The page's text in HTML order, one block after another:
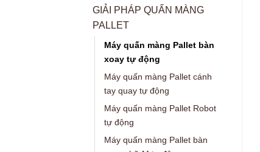
GIẢI PHÁP QUẤN MÀNG
PALLET
Máy quấn màng Pallet bàn
xoay tự động
Máy quấn màng Pallet cánh
tay quay tự động
Máy quấn màng Pallet Robot
tự động
Máy quấn màng Pallet bàn